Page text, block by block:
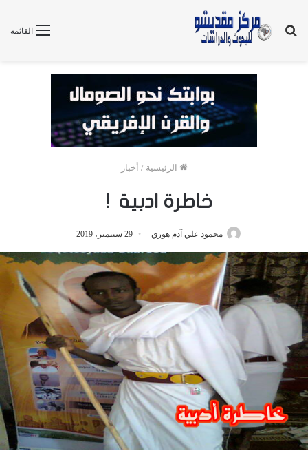
القائمة
بحث
الرئيسية / أخبار
خاطرة ادبية !
محمود علي آدم هوري 29 سبتمبر، 2019